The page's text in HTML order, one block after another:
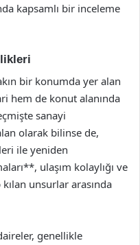
kapsamlı bir inceleme
bir konumda yer alan
hem de konut alanında
sanayi
olarak bilinse de,
ile yeniden
ulaşım kolaylığı ve
unsurlar arasında
genellikle